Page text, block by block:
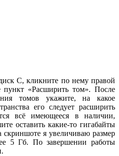
C, кликните по нему правой
«Расширить том». После
томов укажите, на какое
его следует расширить
всё имеющееся в наличии,
оставить какие-то гигабайты
я увеличиваю размер
5 Гб. По завершении работы